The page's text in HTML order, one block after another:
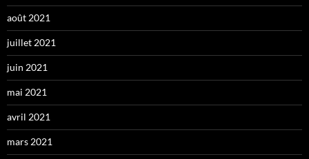
août 2021
juillet 2021
juin 2021
mai 2021
avril 2021
mars 2021